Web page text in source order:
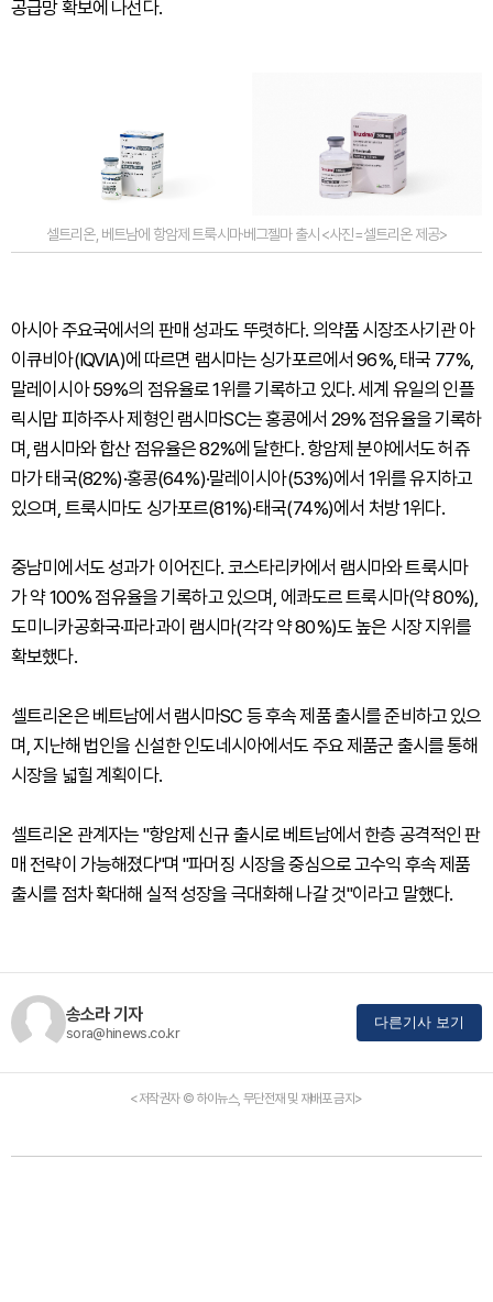
공급망 확보에 나선다.
셀트리온, 베트남에 항암제 트룩시마·베그젤마 출시 <사진=셀트리온 제공>
아시아 주요국에서의 판매 성과도 뚜렷하다. 의약품 시장조사기관 아
이큐비아(IQVIA)에 따르면 램시마는 싱가포르에서 96%, 태국 77%,
말레이시아 59%의 점유율로 1위를 기록하고 있다. 세계 유일의 인플
릭시맙 피하주사 제형인 램시마SC는 홍콩에서 29% 점유율을 기록하
며, 램시마와 합산 점유율은 82%에 달한다. 항암제 분야에서도 허쥬
마가 태국(82%)·홍콩(64%)·말레이시아(53%)에서 1위를 유지하고
있으며, 트룩시마도 싱가포르(81%)·태국(74%)에서 처방 1위다.
중남미에서도 성과가 이어진다. 코스타리카에서 램시마와 트룩시마
가 약 100% 점유율을 기록하고 있으며, 에콰도르 트룩시마(약 80%),
도미니카공화국·파라과이 램시마(각각 약 80%)도 높은 시장 지위를
확보했다.
셀트리온은 베트남에서 램시마SC 등 후속 제품 출시를 준비하고 있으
며, 지난해 법인을 신설한 인도네시아에서도 주요 제품군 출시를 통해
시장을 넓힐 계획이다.
셀트리온 관계자는 "항암제 신규 출시로 베트남에서 한층 공격적인 판
매 전략이 가능해졌다"며 "파머징 시장을 중심으로 고수익 후속 제품
출시를 점차 확대해 실적 성장을 극대화해 나갈 것"이라고 말했다.
송소라 기자
sora@hinews.co.kr
다른기사 보기
<저작권자 © 하이뉴스, 무단전재 및 재배포 금지>